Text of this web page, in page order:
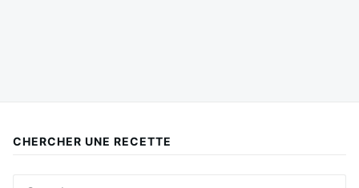
CHERCHER UNE RECETTE